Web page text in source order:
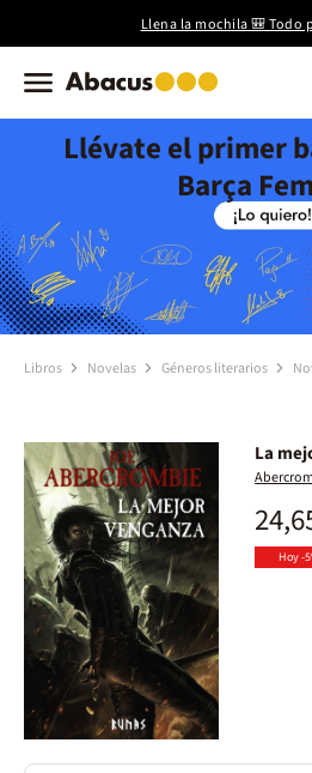
Llena la mochila 🎒 Todo
Llévate el primer
Barça
Libros Novelas Géneros literarios
La
Hoy -